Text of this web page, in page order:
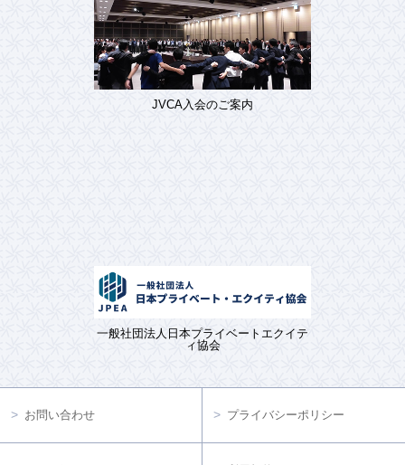
JVCA入会のご案内
一般社団法人日本プライベートエクイテ
ィ協会
お問い合わせ プライバシーポリシー